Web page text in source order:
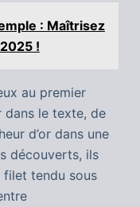
: Maîtrisez
!
au premier
dans le texte, de
d’or dans une
découverts, ils
tendu sous